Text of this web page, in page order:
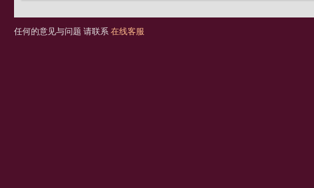
任何的意见与问题 请联系 在线客服